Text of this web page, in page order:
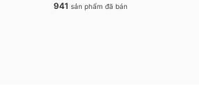
941 sản phẩm đã bán